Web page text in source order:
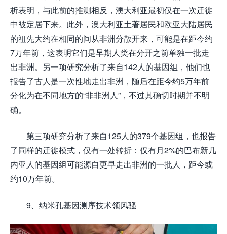
析表明，与此前的推测相反，澳大利亚最初仅在一次迁徙
中被定居下来。此外，澳大利亚土著居民和欧亚大陆居民
的祖先大约在相同的间从非洲分散开来，可能是在距今约
7万年前，这表明它们是早期人类在分开之前单独一批走
出非洲。另一项研究分析了来自142人的基因组，他们也
报告了古人是一次性地走出非洲，随后在距今约5万年前
分化为在不同地方的“非非洲人”，不过其确切时期并不明
确。
第三项研究分析了来自125人的379个基因组，也报告
了同样的迁徙模式，仅有一处转折：仅有月2%的巴布新几
内亚人的基因组可能源自更早走出非洲的一批人，距今或
约10万年前。
9、纳米孔基因测序技术领风骚